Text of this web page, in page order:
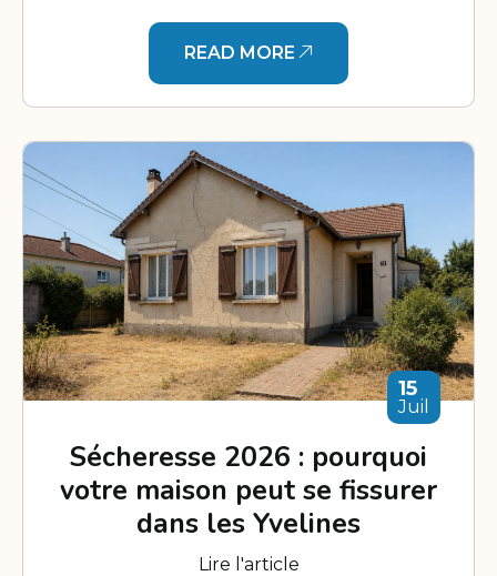
READ MORE
15
Juil
Sécheresse 2026 : pourquoi
votre maison peut se fissurer
dans les Yvelines
Lire l'article